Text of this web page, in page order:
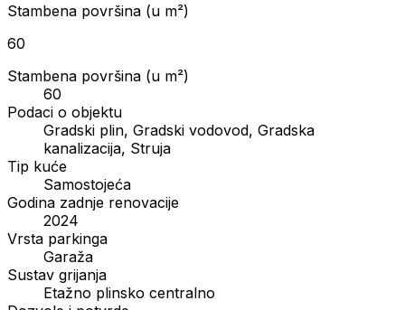
Stambena površina (u m²)
60
Stambena površina (u m²)
60
Podaci o objektu
Gradski plin, Gradski vodovod, Gradska
kanalizacija, Struja
Tip kuće
Samostojeća
Godina zadnje renovacije
2024
Vrsta parkinga
Garaža
Sustav grijanja
Etažno plinsko centralno